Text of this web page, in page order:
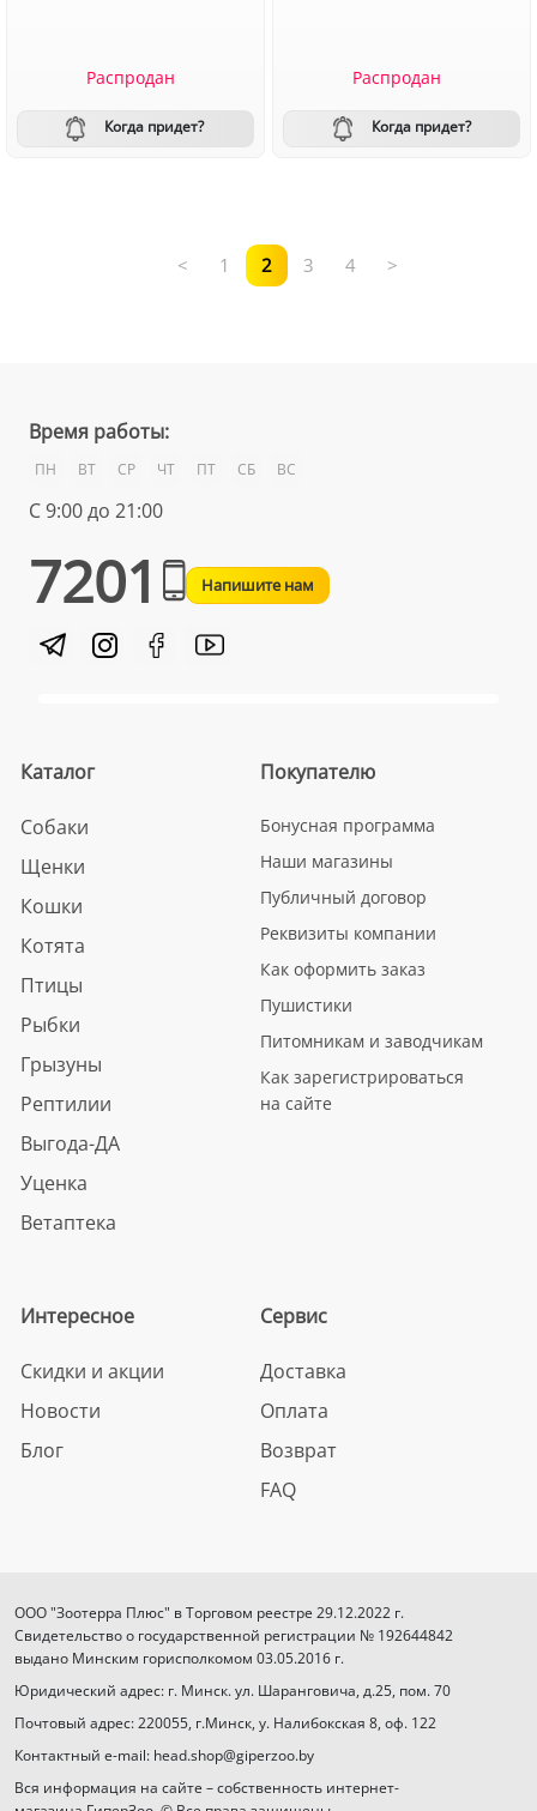
Распродан
Когда придет?
Распродан
Когда придет?
< 1 2 3 4 >
Время работы:
ПН ВТ СР ЧТ ПТ СБ ВС
С 9:00 до 21:00
7201 Напишите нам
Каталог
Собаки
Щенки
Кошки
Котята
Птицы
Рыбки
Грызуны
Рептилии
Выгода-ДА
Уценка
Ветаптека
Покупателю
Бонусная программа
Наши магазины
Публичный договор
Реквизиты компании
Как оформить заказ
Пушистики
Питомникам и заводчикам
Как зарегистрироваться
на сайте
Интересное
Скидки и акции
Новости
Блог
Сервис
Доставка
Оплата
Возврат
FAQ
ООО "Зоотерра Плюс" в Торговом реестре 29.12.2022 г.
Свидетельство о государственной регистрации № 192644842
выдано Минским горисполкомом 03.05.2016 г.
Юридический адрес: г. Минск. ул. Шаранговича, д.25, пом. 70
Почтовый адрес: 220055, г.Минск, у. Налибокская 8, оф. 122
Контактный e-mail: head.shop@giperzoo.by
Вся информация на сайте – собственность интернет-